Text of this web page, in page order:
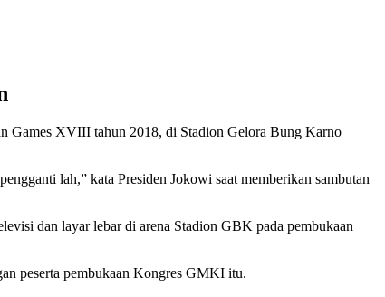
Games XVIII tahun 2018, di Stadion Gelora Bung Karno
lah,” kata Presiden Jokowi saat memberikan sambutan
dan layar lebar di arena Stadion GBK pada pembukaan
peserta pembukaan Kongres GMKI itu.